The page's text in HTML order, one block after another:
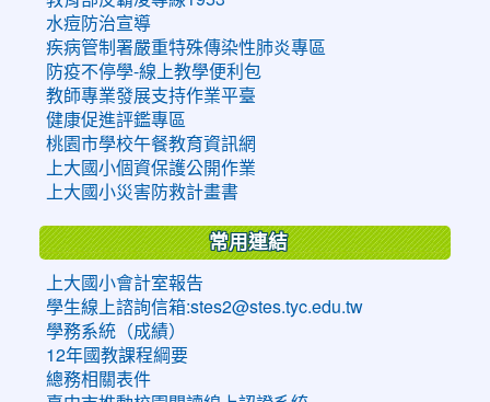
水痘防治宣導
疾病管制署嚴重特殊傳染性肺炎專區
防疫不停學-線上教學便利包
教師專業發展支持作業平臺
健康促進評鑑專區
桃園市學校午餐教育資訊網
上大國小個資保護公開作業
上大國小災害防救計畫書
常用連結
上大國小會計室報告
學生線上諮詢信箱:stes2@stes.tyc.edu.tw
學務系統（成績）
12年國教課程綱要
總務相關表件